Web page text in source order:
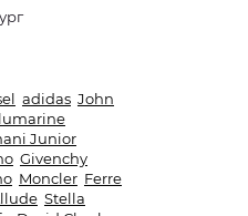
adidas John
Junior
Givenchy
Moncler Ferre
Stella